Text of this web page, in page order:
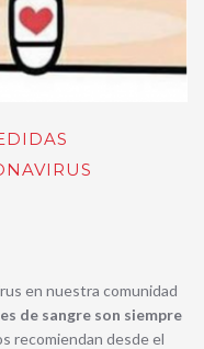
en nuestra comunidad
de sangre son siempre
recomiendan desde el